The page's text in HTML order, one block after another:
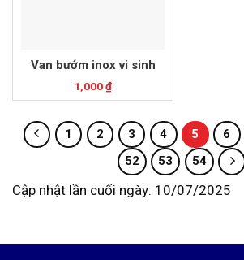
Van bướm inox vi sinh
1,000₫
1 2 3 4 5 6
52
53 54
Cập nhật lần cuối ngày: 10/07/2025